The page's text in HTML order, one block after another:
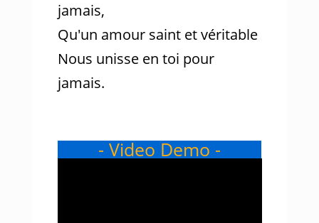
jamais,
Qu'un amour saint et véritable
Nous unisse en toi pour
jamais.
- Video Demo -